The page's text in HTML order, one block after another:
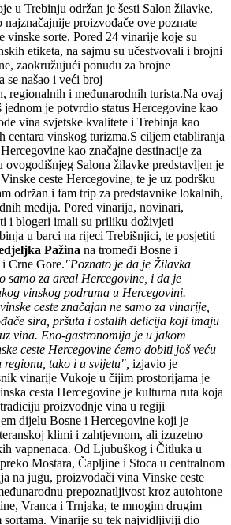
u Trebinju održan je šesti Salon žilavke,
proizvođače ove poznate
vinske sorte. Pored 24 vinarije koje su
etiketa, na sajmu su učestvovali i brojni
zaokružujući ponudu za brojne
se našao i veći broj
regionalnih i međunarodnih turista.Na ovaj
je potvrdio status Hercegovine kao
vina svjetske kvalitete i Trebinja kao
centara vinskog turizma.S ciljem etabliranja
kao značajne destinacije za
Salona žilavke predstavljen je
ceste Hercegovine, te je uz podršku
održan i fam trip za predstavnike lokalnih,
medija. Pored vinarija, novinari,
i blogeri imali su priliku doživjeti
u barci na rijeci Trebišnjici, te posjetiti
Pažina na tromeđi Bosne i
Crne Gore."Poznato je da je Žilavka
samo za areal Hercegovine, i da je
vinskog podruma u Hercegovini.
ceste značajan ne samo za vinarije,
sira, pršuta i ostalih delicija koji imaju
vina. Eno-gastronomija je u jakom
ceste Hercegovine ćemo dobiti još veću
tako i u svijetu", izjavio je
vinarije Vukoje u čijim prostorijama je
cesta Hercegovine je kulturna ruta koja
proizvodnje vina u regiji
dijelu Bosne i Hercegovine koji je
klimi i zahtjevnom, ali izuzetno
vapnenaca. Od Ljubuškog i Čitluka u
Mostara, Čapljine i Stoca u centralnom
na jugu, proizvođači vina Vinske ceste
prepoznatljivost kroz autohtone
Vranca i Trnjaka, te mnogim drugim
sortama. Vinarije su tek najvidljiviji dio